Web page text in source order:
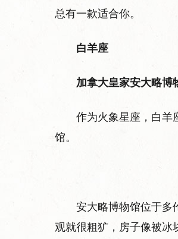
总有一款适合你。
白羊座
加拿大皇家安大略博
作为火象星座，白羊
馆。
安大略博物馆位于多
观就很粗犷，房子像被冰